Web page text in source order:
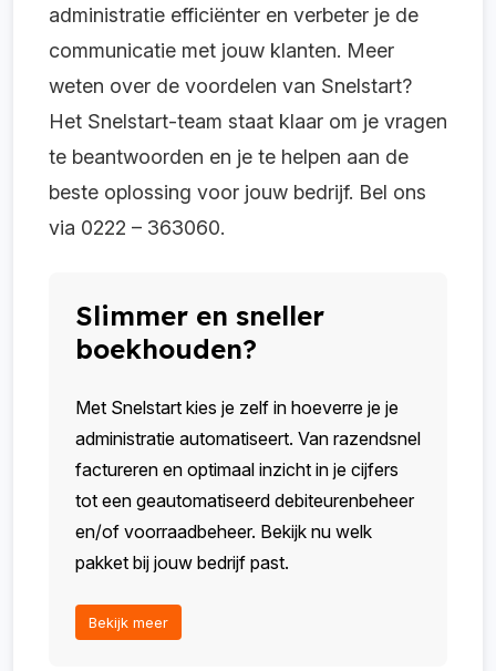
administratie efficiënter en verbeter je de
communicatie met jouw klanten. Meer
weten over de voordelen van Snelstart?
Het Snelstart-team staat klaar om je vragen
te beantwoorden en je te helpen aan de
beste oplossing voor jouw bedrijf. Bel ons
via 0222 – 363060.
Slimmer en sneller
boekhouden?
Met Snelstart kies je zelf in hoeverre je je
administratie automatiseert. Van razendsnel
factureren en optimaal inzicht in je cijfers
tot een geautomatiseerd debiteurenbeheer
en/of voorraadbeheer. Bekijk nu welk
pakket bij jouw bedrijf past.
Bekijk meer